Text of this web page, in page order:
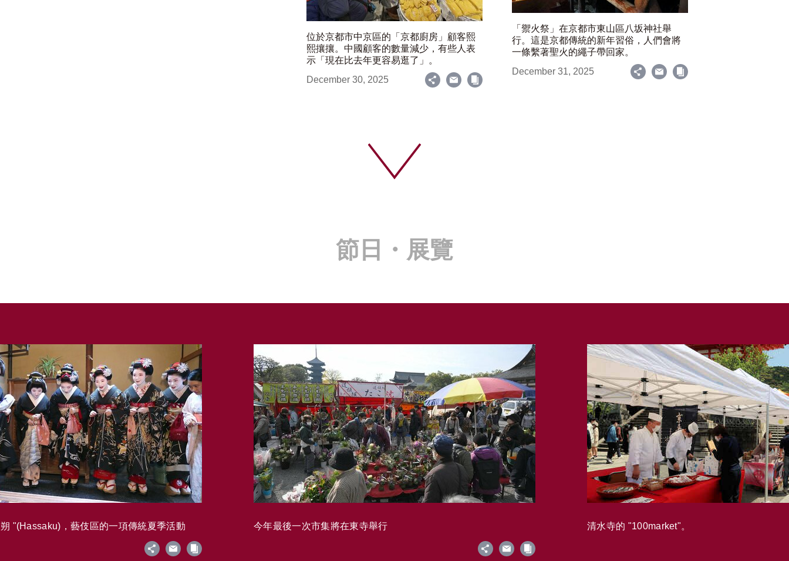
「禦火祭」在京都市東山區八坂神社舉
行。這是京都傳統的新年習俗，人們會將
一條繫著聖火的繩子帶回家。
December 31, 2025
位於京都市中京區的「京都廚房」顧客熙
熙攘攘。中國顧客的數量減少，有些人表
示「現在比去年更容易逛了」。
December 30, 2025
節日・展覽
"(Hassaku)，藝伎區的一項傳統夏季活動 今年最後一次市集將在東寺舉行 清水寺的 "100market"。